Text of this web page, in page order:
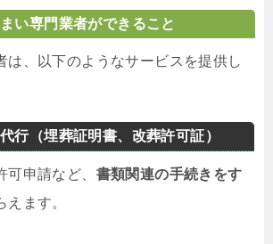
い専門業者ができること
は、以下のようなサービスを提供し
行（埋葬証明書、改葬許可証）
可申請など、 書類関連の手続きをす
えます。